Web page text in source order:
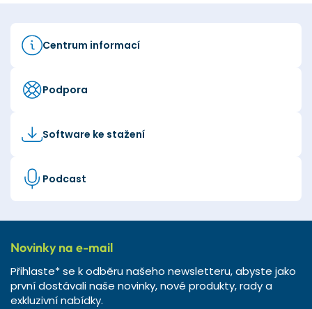
Centrum informací
Podpora
Software ke stažení
Podcast
Novinky na e-mail
Přihlaste* se k odběru našeho newsletteru, abyste jako
první dostávali naše novinky, nové produkty, rady a
exkluzivní nabídky.